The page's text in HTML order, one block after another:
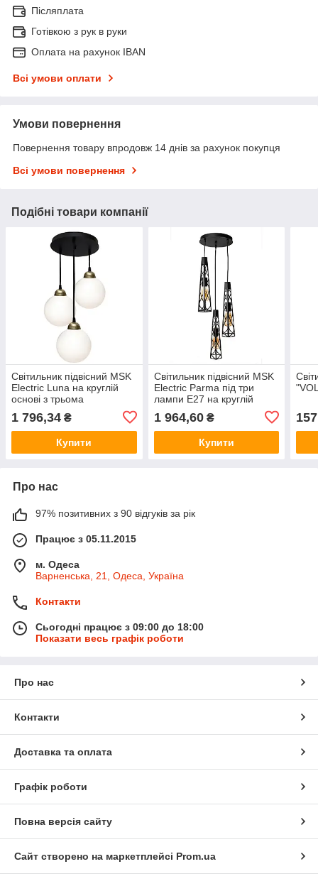
Післяплата
Готівкою з рук в руки
Оплата на рахунок IBAN
Всі умови оплати
Умови повернення
Повернення товару впродовж 14 днів за рахунок покупця
Всі умови повернення
Подібні товари компанії
Світильник підвісний MSK
Electric Luna на круглій
основі з трьома
плафонами кульками Е27
PL 2026-3R BK
1 796,34 ₴
Купити
Світильник підвісний MSK
Electric Parma під три
лампи Е27 на круглій
чорний
1 964,60₴
Купити
Про нас
97% позитивних з 90 відгуків за рік
Працює з 05.11.2015
м. Одеса
Варненська, 21, Одеса, Україна
Контакти
Сьогодні працює з 09:00 до 18:00
Показати весь графік роботи
Про нас
Контакти
Доставка та оплата
Графік роботи
Повна версія сайту
Сайт створено на маркетплейсі Prom.ua